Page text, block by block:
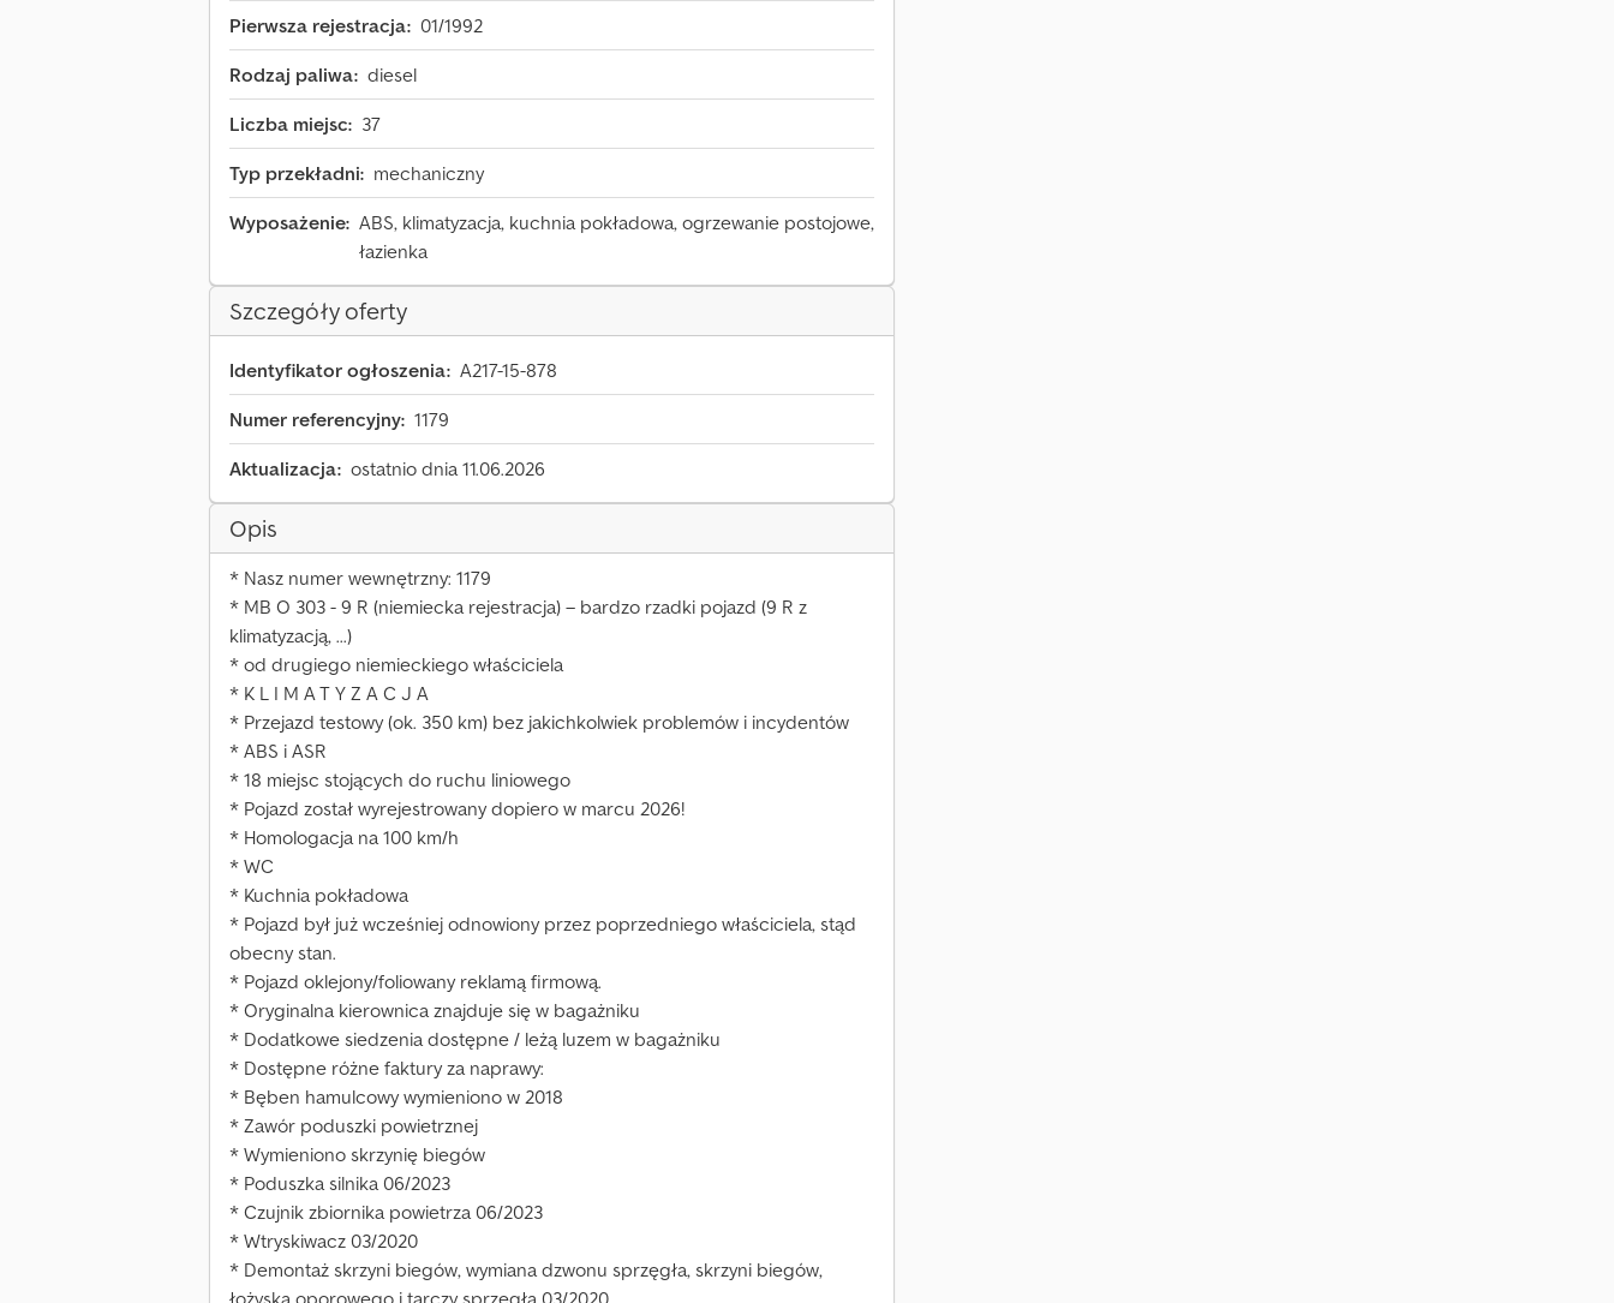
Pierwsza rejestracja: 01/1992
Rodzaj paliwa: diesel
Liczba miejsc: 37
Typ przekładni: mechaniczny
Wyposażenie: ABS, klimatyzacja, kuchnia pokładowa, ogrzewanie postojowe,
łazienka
Szczegóły oferty
Identyfikator ogłoszenia: A217-15-878
Numer referencyjny: 1179
Aktualizacja: ostatnio dnia 11.06.2026
Opis
* Nasz numer wewnętrzny: 1179
* MB O 303 - 9 R (niemiecka rejestracja) – bardzo rzadki pojazd (9 R z
klimatyzacją, ...)
* od drugiego niemieckiego właściciela
* K L I M A T Y Z A C J A
* Przejazd testowy (ok. 350 km) bez jakichkolwiek problemów i incydentów
* ABS i ASR
* 18 miejsc stojących do ruchu liniowego
* Pojazd został wyrejestrowany dopiero w marcu 2026!
* Homologacja na 100 km/h
* WC
* Kuchnia pokładowa
* Pojazd był już wcześniej odnowiony przez poprzedniego właściciela, stąd
obecny stan.
* Pojazd oklejony/foliowany reklamą firmową.
* Oryginalna kierownica znajduje się w bagażniku
* Dodatkowe siedzenia dostępne / leżą luzem w bagażniku
* Dostępne różne faktury za naprawy:
* Bęben hamulcowy wymieniono w 2018
* Zawór poduszki powietrznej
* Wymieniono skrzynię biegów
* Poduszka silnika 06/2023
* Czujnik zbiornika powietrza 06/2023
* Wtryskiwacz 03/2020
* Demontaż skrzyni biegów, wymiana dzwonu sprzęgła, skrzyni biegów,